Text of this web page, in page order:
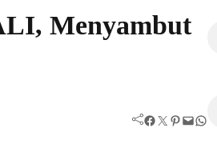
Menyambut
Facebook Twitter Pinterest Mail WhatsApp